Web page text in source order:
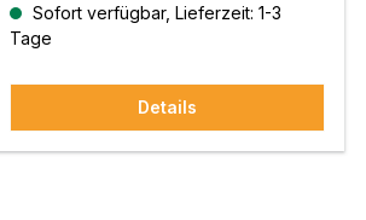
Sofort verfügbar, Lieferzeit: 1-3
Tage
Details